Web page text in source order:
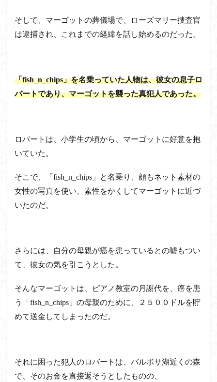
そして、マーゴットの葬儀場で、ローズマリー捜査官
は逮捕され、これまでの経緯を話し始めるのだった。
「fish_n_chips」を名乗っていた人物は、彼女の息子ロ
バートであり、マーゴットを襲った真犯人であった。
ロバートは、小学生の頃から、マーゴットに好意を抱
いていた。
そこで、「fish_n_chips」と名乗り、顔もネット素材の
女性の写真を使い、素性をかくしてマーゴットに近づ
いたのだ。
さらには、自分の母親が癌を患っているとの嘘もつい
て、彼女の気を引こうとした。
そんなマーゴットは、ピアノ教室の月謝代を、癌を患
う「fish_n_chips」の母親のために、２５００ドルを貯
めて送金してしまったのだ。
それに困った犯人のロバートは、バルボサ湖近くの森
で、そのお金を直接返そうとしたものの、